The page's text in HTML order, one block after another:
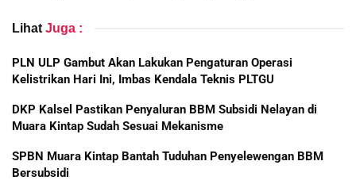
Lihat Juga :
PLN ULP Gambut Akan Lakukan Pengaturan Operasi
Kelistrikan Hari Ini, Imbas Kendala Teknis PLTGU
DKP Kalsel Pastikan Penyaluran BBM Subsidi Nelayan di
Muara Kintap Sudah Sesuai Mekanisme
SPBN Muara Kintap Bantah Tuduhan Penyelewengan BBM
Bersubsidi